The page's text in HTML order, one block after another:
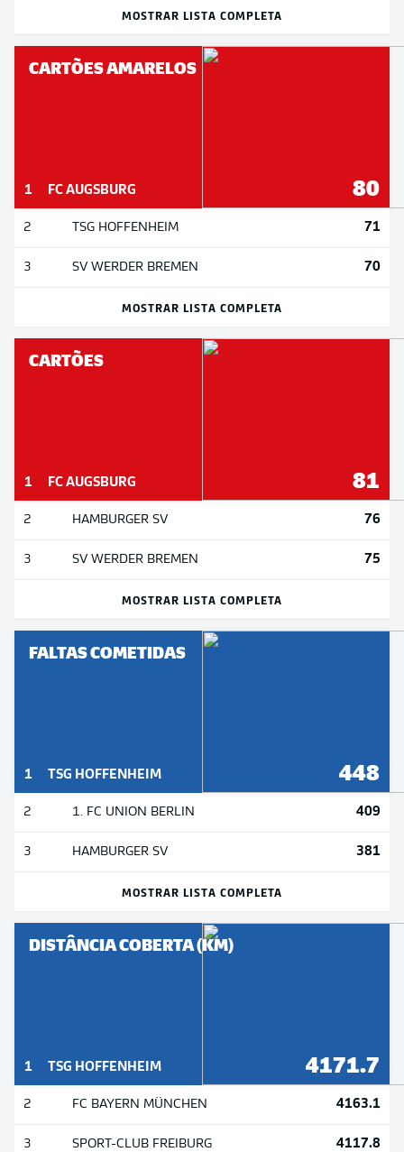
MOSTRAR LISTA COMPLETA
CARTÕES AMARELOS
1 FC AUGSBURG 80
2 TSG HOFFENHEIM 71
3 SV WERDER BREMEN 70
MOSTRAR LISTA COMPLETA
CARTÕES
1 FC AUGSBURG 81
2 HAMBURGER SV 76
3 SV WERDER BREMEN 75
MOSTRAR LISTA COMPLETA
FALTAS COMETIDAS
1 TSG HOFFENHEIM 448
2 1. FC UNION BERLIN 409
3 HAMBURGER SV 381
MOSTRAR LISTA COMPLETA
DISTÂNCIA COBERTA (KM)
1 TSG HOFFENHEIM 4171.7
2 FC BAYERN MÜNCHEN 4163.1
3 SPORT-CLUB FREIBURG 4117.8